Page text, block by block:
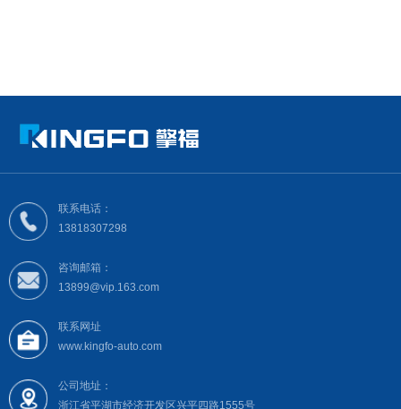
联系电话：
13818307298
咨询邮箱：
13899@vip.163.com
联系网址
www.kingfo-auto.com
公司地址：
浙江省平湖市经济开发区兴平四路1555号